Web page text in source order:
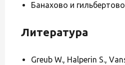
Банахово и
Литература
Greub W., Halperin S.,